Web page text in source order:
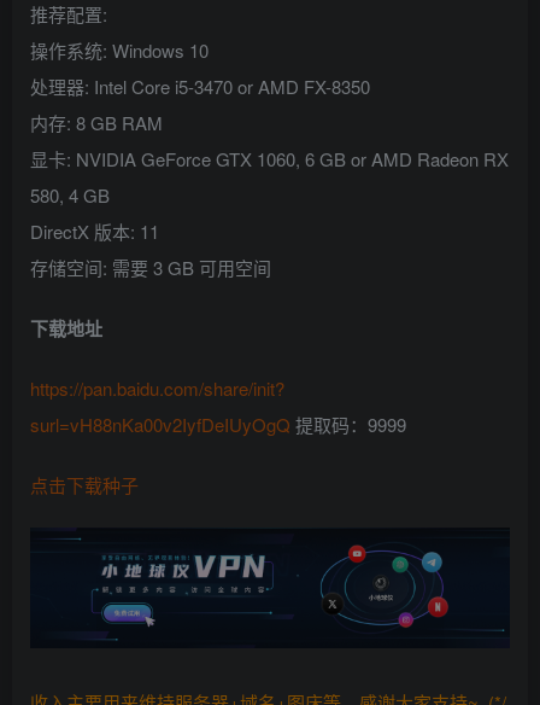
推荐配置:
操作系统: Windows 10
处理器: Intel Core i5-3470 or AMD FX-8350
内存: 8 GB RAM
显卡: NVIDIA GeForce GTX 1060, 6 GB or AMD Radeon RX
580, 4 GB
DirectX 版本: 11
存储空间: 需要 3 GB 可用空间
下载地址
https://pan.baidu.com/share/init?
surl=vH88nKa00v2IyfDeIUyOgQ 提取码：9999
点击下载种子